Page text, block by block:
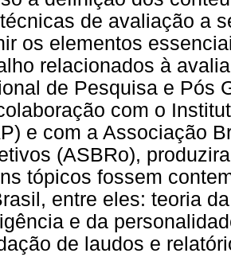
de avaliação a
os elementos
relacionados à
de Pesquisa e Pós
com o
e com a Associação
(ASBRo),
tópicos fossem
entre eles: teoria
e da
de laudos e